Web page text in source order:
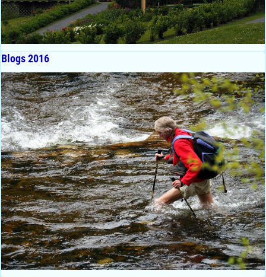
Blogs 2016